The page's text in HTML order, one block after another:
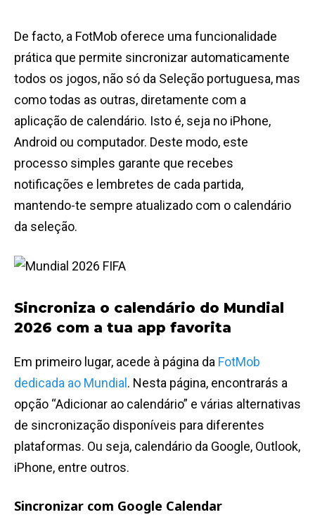
De facto, a FotMob oferece uma funcionalidade
prática que permite sincronizar automaticamente
todos os jogos, não só da Seleção portuguesa, mas
como todas as outras, diretamente com a
aplicação de calendário. Isto é, seja no iPhone,
Android ou computador. Deste modo, este
processo simples garante que recebes
notificações e lembretes de cada partida,
mantendo-te sempre atualizado com o calendário
da seleção.
Sincroniza o calendário do Mundial
2026 com a tua app favorita
Em primeiro lugar, acede à página da FotMob
dedicada ao Mundial . Nesta página, encontrarás a
opção “Adicionar ao calendário” e várias alternativas
de sincronização disponíveis para diferentes
plataformas. Ou seja, calendário da Google, Outlook,
iPhone, entre outros.
Sincronizar com Google Calendar